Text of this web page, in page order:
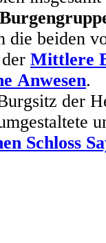
die beiden
Mittlere
Anwesen.
der
Schloss